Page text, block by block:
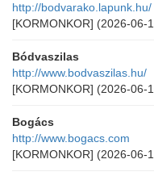
http://bodvarako.lapunk.hu/
[KORMONKOR] (2026-06-
Bódvaszilas
http://www.bodvaszilas.hu/
[KORMONKOR] (2026-06-
Bogács
http://www.bogacs.com
[KORMONKOR] (2026-06-